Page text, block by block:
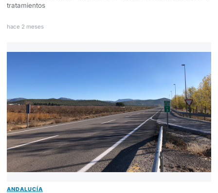
tratamientos
hace 2 meses
ANDALUCÍA